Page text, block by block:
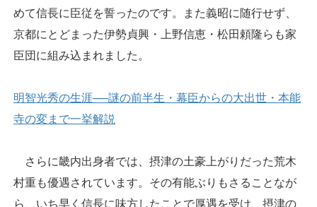
めて信長に臣従を誓ったのです。また義昭に随行せず、
京都にとどまった伊勢貞興・上野信恵・松田頼隆らも家
臣団に組み込まれました。
明智光秀の生涯──謎の前半生・幕臣からの大出世・本能
寺の変まで一挙解説
さらに畿内出身者では、摂津の土豪上がりだった荒木
村重も優遇されています。その有能ぶりもさることなが
ら、いち早く信長に味方したことで厚遇を受け、摂津の